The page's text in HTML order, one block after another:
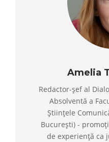
Amelia
Redactor-șef al
Absolventă a
Științele
București) -
de experiență ca